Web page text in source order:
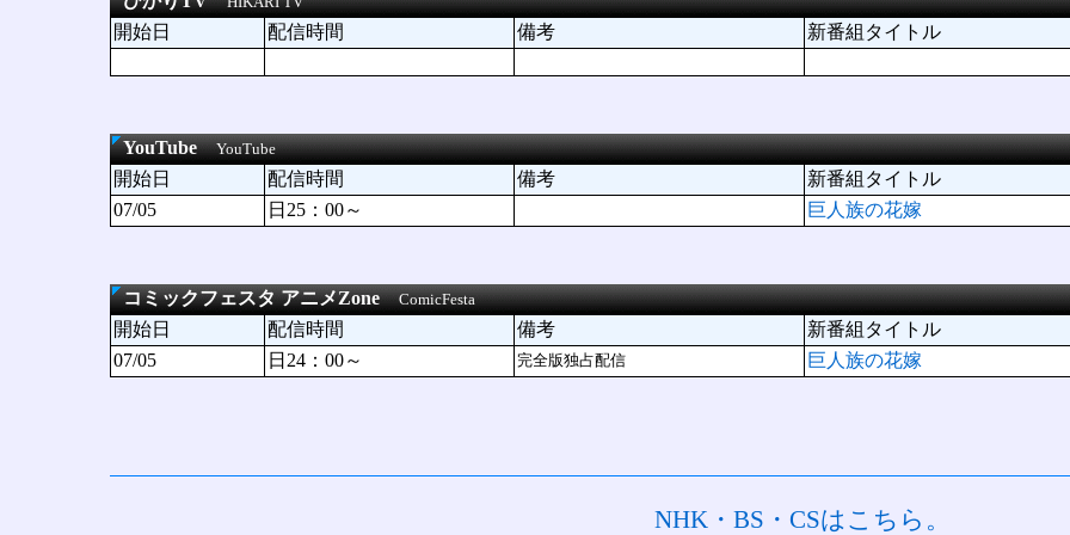
開始日 配信時間 備考 新番組タイトル
YouTubeYouTube
開始日 配信時間 備考
新番組タイトル
07/05
日25：00～ 巨人族の花嫁
コミックフェスタ アニメZoneComicFesta
開始日 配信時間 備考
新番組タイトル
07/05
日24：00～ 完全版独占配信 巨人族の花嫁
NHK・BS・CSはこちら。